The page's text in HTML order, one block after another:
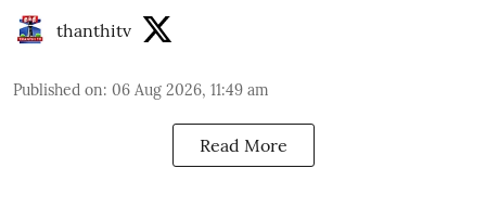
thanthitv
Published on: 06 Aug 2026, 11:49 am
Read More